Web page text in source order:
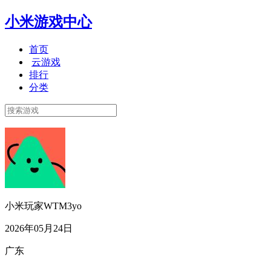
小米游戏中心
首页
云游戏
排行
分类
小米玩家WTM3yo
2026年05月24日
广东